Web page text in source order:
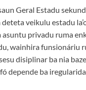
Geral Estadu
deteta veikulu estadu
asuntu privadu ruma
wainhira funsionáriu
disiplinar ba nia
fó depende ba